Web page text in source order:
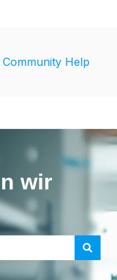
anzeigen
Community Help
wir
leer ist.